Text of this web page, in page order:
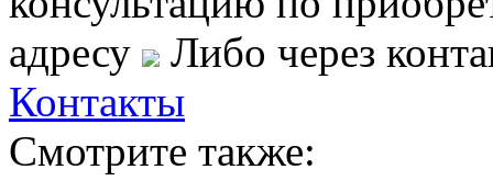
адресу
Либо через
Контакты
Смотрите также: